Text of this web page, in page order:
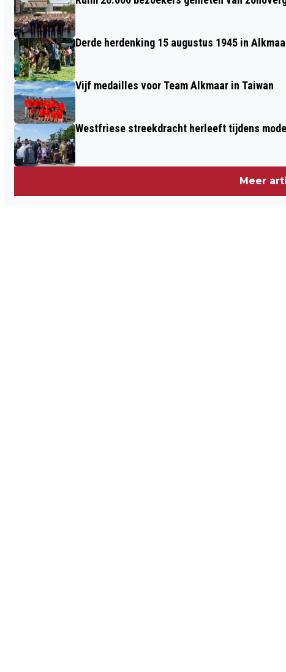
Derde herdenking 15 augustus 1945 in
Vijf medailles voor Team Alkmaar in Taiwan
Westfriese streekdracht herleeft tijdens
Meer